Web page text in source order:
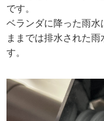
です。
ベランダに降った雨
ままでは排水された
す。